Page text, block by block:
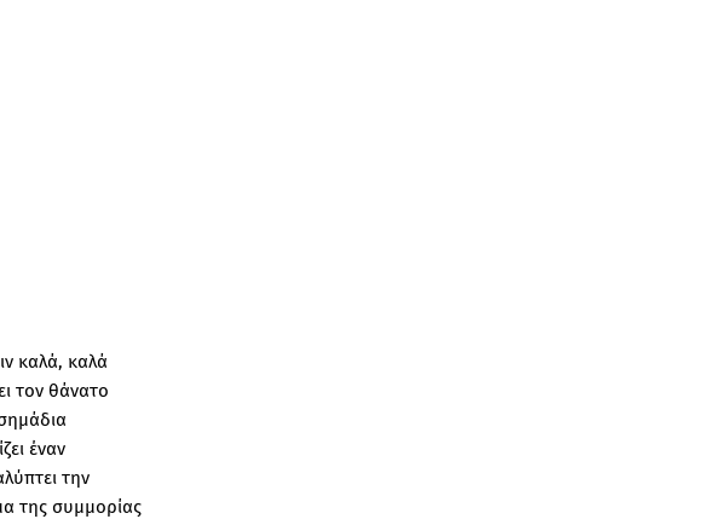
καλά, καλά
τον θάνατο
έναν
την
της συμμορίας